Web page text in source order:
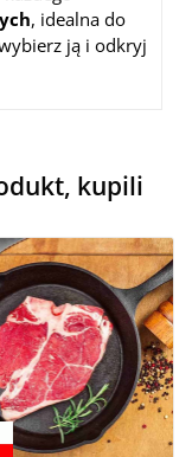
, idealna do
ją i odkryj
kupili